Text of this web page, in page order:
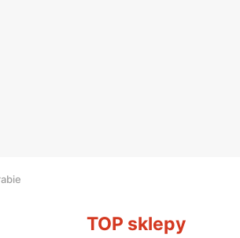
TOP sklepy